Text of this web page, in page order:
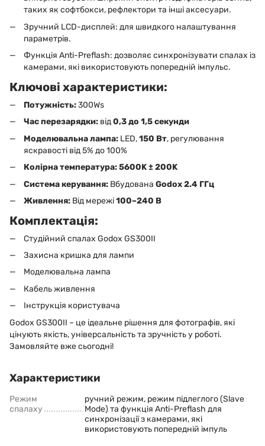
таких як софтбокси, рефлектори та інші аксесуари.
Зручний LCD-дисплей: для швидкого налаштування
параметрів.
Функція Anti-Preflash: дозволяє синхронізувати спалах із
камерами, які використовують попередній імпульс.
Ключові характеристики:
Потужність:300Ws
Час перезарядки: від0,3 до 1,5 секунди
Моделювальна лампа: LED,150 Вт, регулювання
яскравості від 5% до 100%
Колірна температура:5600K ± 200K
Система керування: Вбудована Godox 2.4 ГГц
Живлення: Від мережі100–240 В
Комплектація:
Студійний спалах Godox GS300II
Захисна кришка для лампи
Моделювальна лампа
Кабель живлення
Інструкція користувача
Godox GS300II – це ідеальне рішення для фотографів, які
цінують якість, універсальність та зручність у роботі.
Замовляйте вже сьогодні!
Характеристики
Режим
спалаху
ручний режим, режим підлеглого (Slave
Mode) та функція Anti-Preflash для
синхронізації з камерами, які
використовують попередній імпуль